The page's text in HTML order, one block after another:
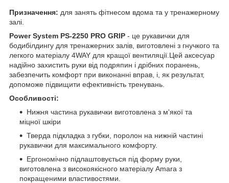
Призначення: для занять фітнесом вдома та у тренажерному
залі.
Power System PS-2250 PRO GRIP - це рукавички для
бодибілдингу для тренажерних залів, виготовлені з гнучкого та
легкого матеріалу 4WAY для кращої вентиляції.Цей аксесуар
надійно захистить руки від подряпин і дрібних поранень,
забезпечить комфорт при виконанні вправ, і, як результат,
допоможе підвищити ефективність тренувань.
Особливості:
Нижня частина рукавички виготовлена з м'якої та
міцної шкіри
Тверда підкладка з губки, поролон на нижній частині
рукавички для максимального комфорту.
Ергономічно підлаштовується під форму руки,
виготовлена з високоякісного матеріалу Amara з
покращеними властивостями.